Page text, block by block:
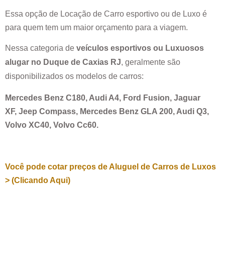
Essa opção de Locação de Carro esportivo ou de Luxo é
para quem tem um maior orçamento para a viagem.
Nessa categoria de veículos esportivos ou Luxuosos
alugar no Duque de Caxias RJ, geralmente são
disponibilizados os modelos de carros:
Mercedes Benz C180, Audi A4, Ford Fusion, Jaguar
XF, Jeep Compass, Mercedes Benz GLA 200, Audi Q3,
Volvo XC40, Volvo Cc60.
Você pode cotar preços de Aluguel de Carros de Luxos
> (Clicando Aqui)